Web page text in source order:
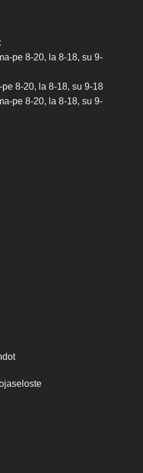
pe 8-20, la 8-18, su 9-
8-20, la 8-18, su 9-18
pe 8-20, la 8-18, su 9-